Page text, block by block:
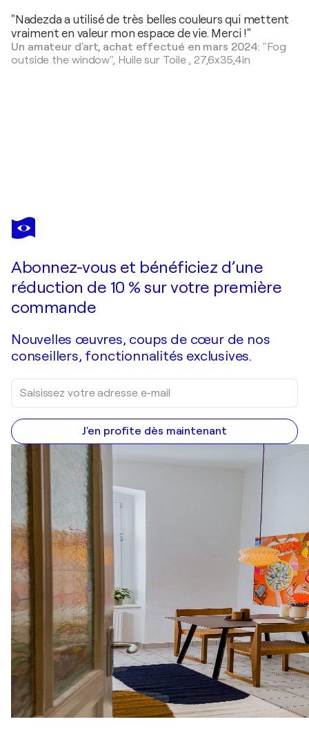
"Nadezda a utilisé de très belles couleurs qui mettent
vraiment en valeur mon espace de vie. Merci !"
Un amateur d'art, achat effectué en mars 2024: "Fog
outside the window", Huile sur Toile,27,6x35,4in
NADEZDA
STUPINA
Je passe commande
Abonnez-vous et bénéficiez d’une
réduction de 10 % sur votre première
commande
Nouvelles œuvres, coups de cœur de nos
conseillers, fonctionnalités exclusives.
J'en profite dès maintenant